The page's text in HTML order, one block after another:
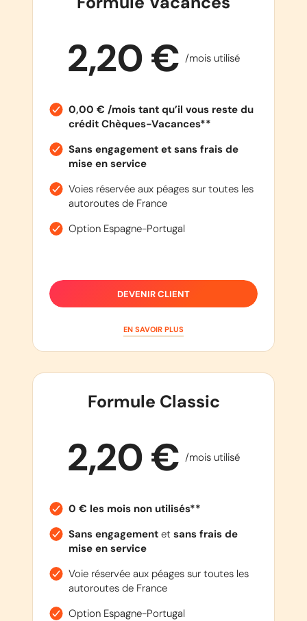
2,20 € /mois utilisé
0,00 € /mois tant qu’il vous reste du
crédit Chèques-Vacances**
Sans engagement et sans frais de
mise en service
Voies réservée aux péages sur toutes les
autoroutes de France
Option Espagne-Portugal
DEVENIR CLIENT
EN SAVOIR PLUS
Formule Classic
2,20 € /mois utilisé
0 € les mois non utilisés**
Sans engagementet sans frais de
mise en service
Voie réservée aux péages sur toutes les
autoroutes de France
Option Espagne-Portugal